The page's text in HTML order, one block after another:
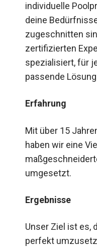
individuelle
deine
zugeschnitten
zertifizierten
spezialisiert, für
passende
Erfahrung
Mit über 15
haben wir eine
umgesetzt.
Ergebnisse
Unser Ziel ist es,
perfekt